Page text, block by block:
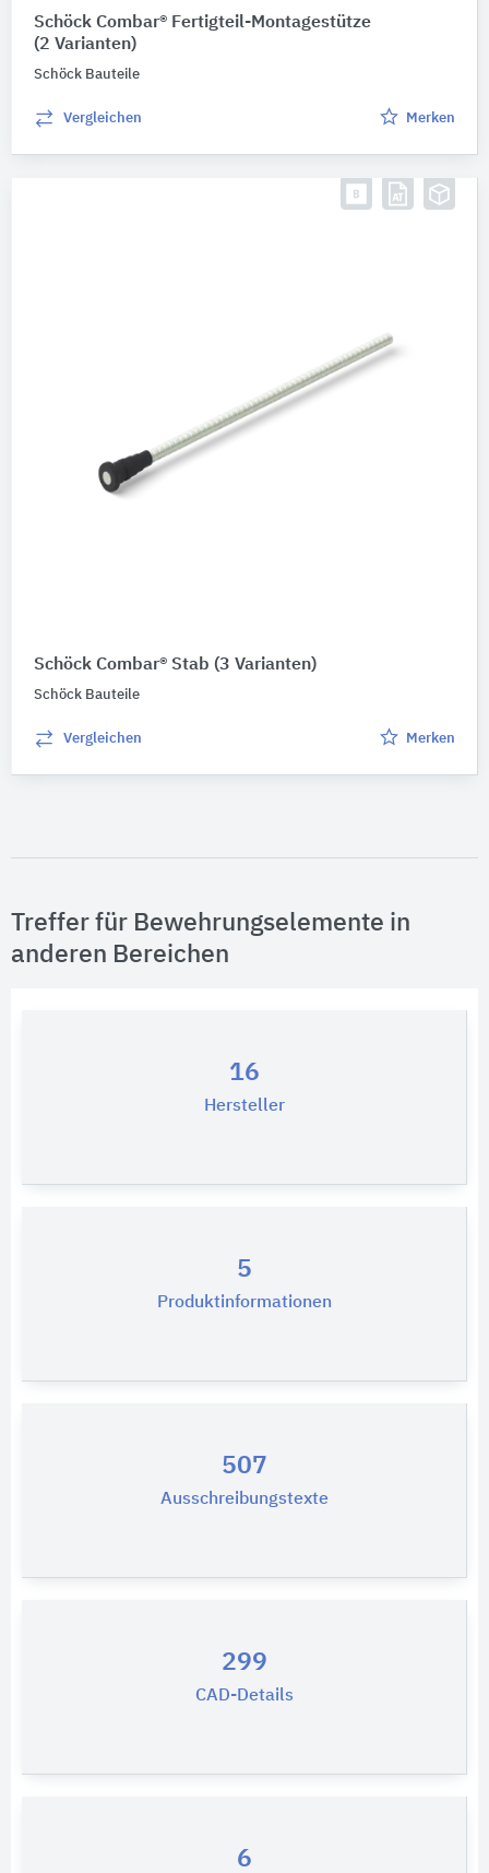
Schöck Combar® Fertigteil-Montagestütze
(2 Varianten)
Schöck Bauteile
Vergleichen Merken
Schöck Combar® Stab (3 Varianten)
Schöck Bauteile
Vergleichen Merken
Treffer für Bewehrungselemente in
anderen Bereichen
16
Hersteller
5
Produktinformationen
507
Ausschreibungstexte
299
CAD-Details
6